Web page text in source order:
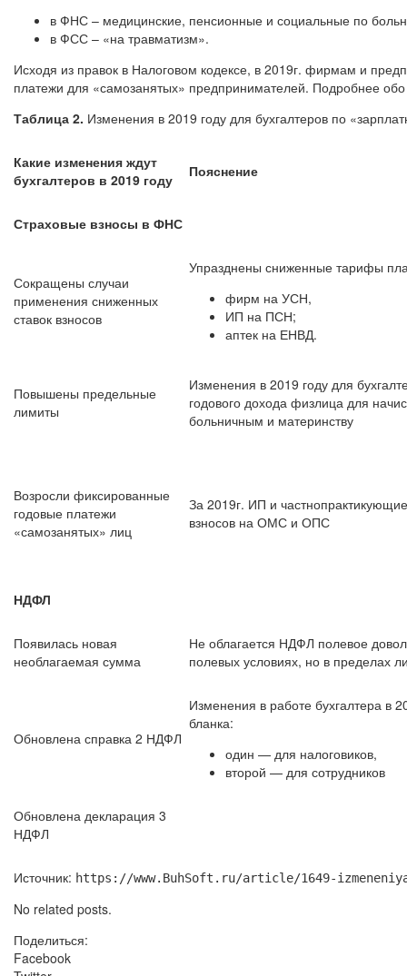
в ФНС – медицинские, пенсионные и социальные по
в ФСС – «на травматизм».
Исходя из правок в Налоговом кодексе, в 2019г. фирмам и
платежи для «самозанятых» предпринимателей. Подробнее
Таблица 2. Изменения в 2019 году для бухгалтеров по
Какие изменения ждут
бухгалтеров в 2019 году
Пояснение
Страховые взносы в ФНС
Сокращены случаи
применения сниженных
ставок взносов
Упразднены сниженные тарифы
фирм на УСН,
ИП на ПСН;
аптек на ЕНВД.
Повышены предельные
лимиты
Изменения в 2019 году для
годового дохода физлица для
больничным и материнству
Возросли фиксированные
годовые платежи
«самозанятых» лиц
За 2019г. ИП и
взносов на ОМС и ОПС
НДФЛ
Появилась новая
необлагаемая сумма
Не облагается НДФЛ полевое
полевых условиях, но в пределах
Обновлена справка 2 НДФЛ
Изменения в работе бухгалтера в
бланка:
один — для налоговиков,
второй — для сотрудников
Обновлена декларация 3
НДФЛ
Источник: https://www.BuhSoft.ru/article/1649-
No related posts.
Поделиться:
Facebook